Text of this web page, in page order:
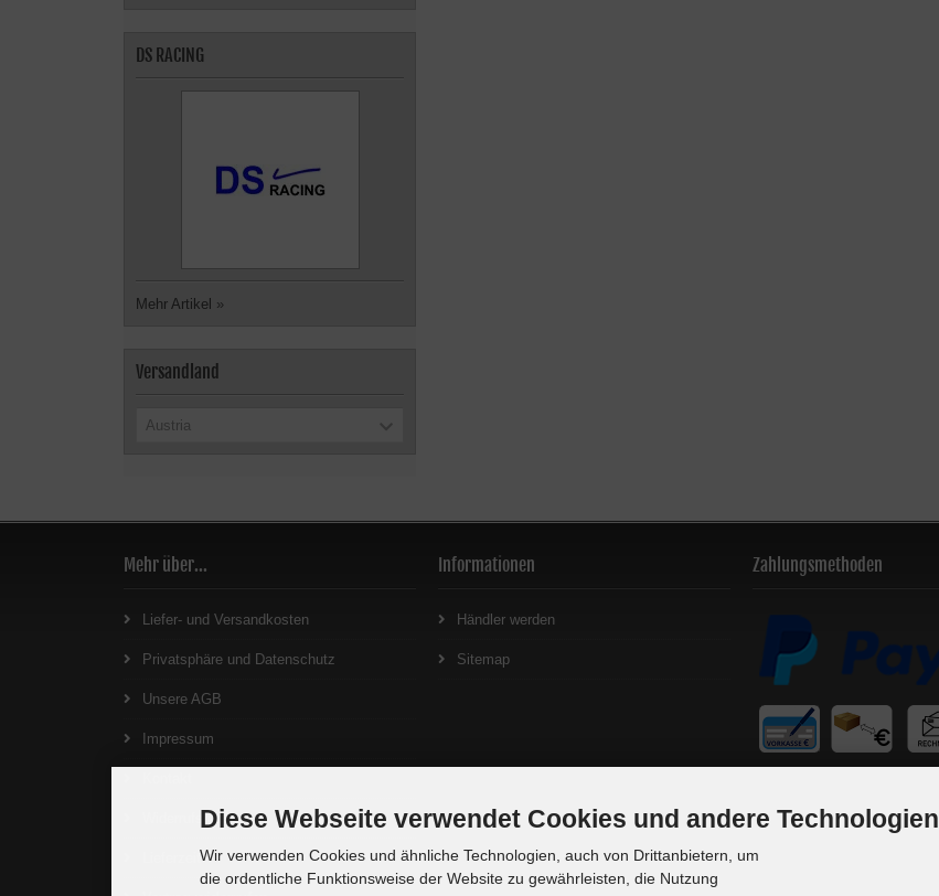
DS RACING
Mehr Artikel »
Versandland
Austria
Mehr über...
Liefer- und Versandkosten
Privatsphäre und Datenschutz
Unsere AGB
Impressum
Widerrufsrecht
Lieferzeit
Informationen
Händler werden
Sitemap
Zahlungsmethoden
Diese Webseite verwendet Cookies und andere Technologien
Wir verwenden Cookies und ähnliche Technologien, auch von Drittanbietern, um
die ordentliche Funktionsweise der Website zu gewährleisten, die Nutzung